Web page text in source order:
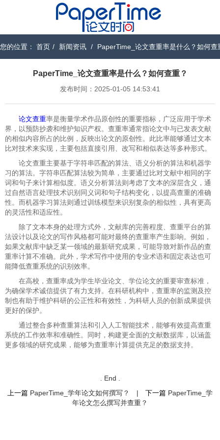
您的位置： 首页 / 新闻资讯 / PaperTime_论文查重率是什么？如何查
PaperTime_论文查重率是什么？如何查重？
发布时间：2025-01-05 14:53:41
论文查重率是衡量学术作品原创性的重要指标，广泛应用于学术
界，以预防抄袭和维护知识产权。查重率通常指论文中与已发表文献
的相似内容所占的比例，反映出论文的原创性。此比率能够通过文本
比对技术来实现，主要包括直接引用、改写和相似表达等多种形式。
论文查重主要基于字符串匹配的算法、语义分析的算法和机器学
习的算法。字符串匹配算法较为简单，主要通过比对文献中相同的字
词和句子来计算相似度。语义分析算法则考虑了文本的深层含义，通
过自然语言处理技术识别同义词和句子结构变化，以提高查重的准确
性。而机器学习算法则通过训练模型来识别复杂的相似性，具有更高
的灵活性和适应性。
除了文本本身的处理方式外，文献库的完善程度、查重平台的算
法设计以及论文的写作风格都可能对最终的查重率产生影响。例如，
如果文献库中缺乏某一领域的最新研究成果，可能导致对新作品的查
重率计算不准确。此外，学术写作中使用的专业术语和固定表达也可
能降低查重系统的识别效率。
在高校，查重率成为学生毕业论文、学位论文的重要审查标准，
为确保学术诚信提供了有力支持。在科研机构中，查重率的监测及控
制也有助于维护科研的公正性和有效性，为科研人员的创新成果提供
更好的保护。
通过整合多种查重算法和引入人工智能技术，能够有效提高查重
系统的工作效率和准确性。同时，构建更全面的文献数据库，以涵盖
更多领域的研究成果，能够为查重率计算提供充足的数据支持。
. End .
上一篇 PaperTime_学年论文如何撰写？ | 下一篇 PaperTime_学
年论文怎么撰写并查重？